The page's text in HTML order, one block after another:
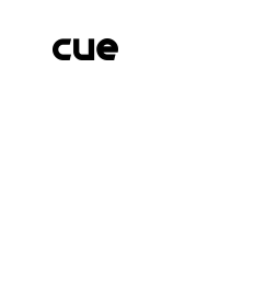
Cueairwasher